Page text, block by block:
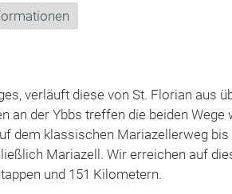
verläuft diese von St. Florian aus
an der Ybbs treffen die beiden Wege
dem klassischen Mariazellerweg bis
Mariazell. Wir erreichen auf
und 151 Kilometern.